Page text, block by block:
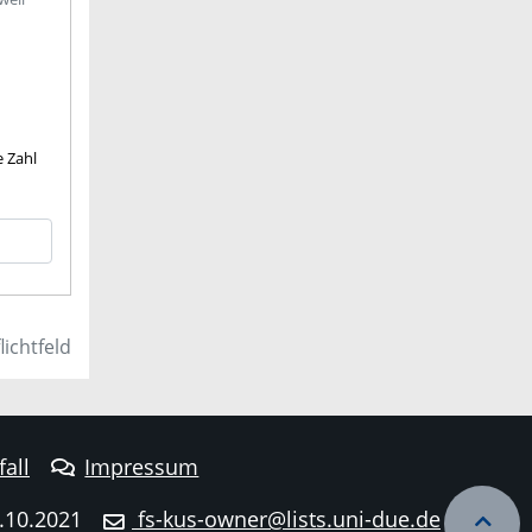
Zahl
Impressum
fs-kus-owner@lists.uni-due.de